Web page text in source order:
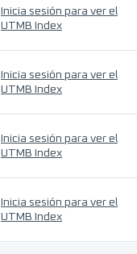
Inicia sesión para ver el
UTMB Index
Inicia sesión para ver el
UTMB Index
Inicia sesión para ver el
UTMB Index
Inicia sesión para ver el
UTMB Index